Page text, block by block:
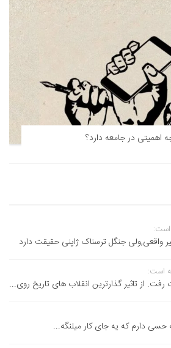
اهمیتی در جامعه دارد؟
واقعی,ولی جنگل ترسناک ژاپنی حقیقت دارد
است:
رفت. از تاثیر گذارترین انقلاب های تاریخ روی...
دارم که یه جای کار میلنگه...